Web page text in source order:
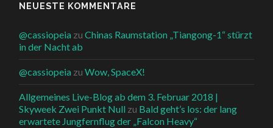
NEUESTE KOMMENTARE
@cassiopeia zuChinas Raumstation „Tiangong-1“ stürzt
in der Nacht ab
@cassiopeia zuWow, SpaceX!
Allgemeines Live-Blog ab dem 3. Februar 2018 |
Skyweek Zwei Punkt Null zu Bald geht’s los: der lang
erwartete Jungfernflug der „Falcon Heavy“